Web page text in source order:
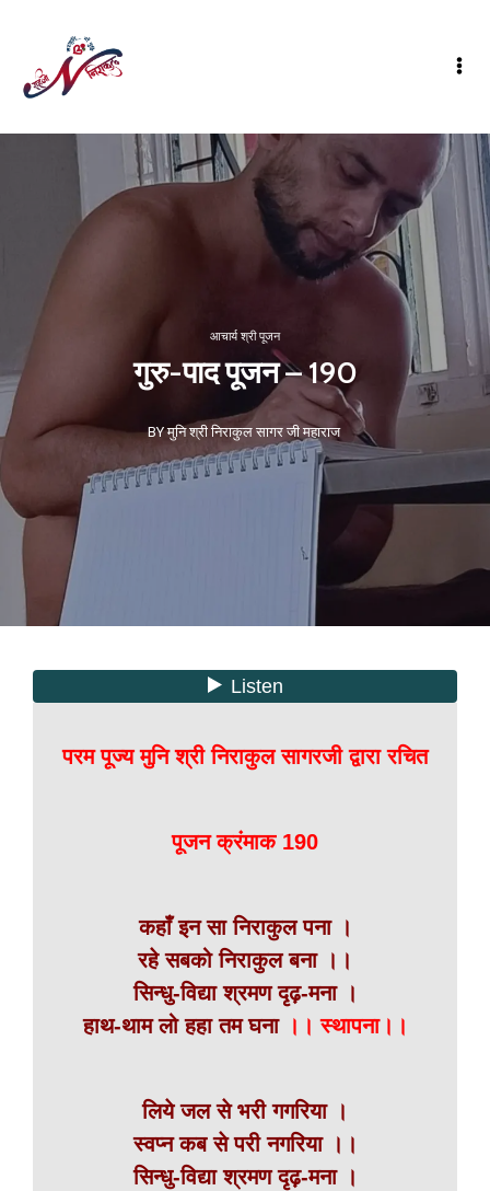
आचार्य श्री पूजन
गुरु-पाद पूजन – 190
BY मुनि श्री निराकुल सागर जी महाराज
परम पूज्य मुनि श्री निराकुल सागरजी द्वारा रचित
पूजन क्रंमाक 190
कहाँ इन सा निराकुल पना ।
रहे सबको निराकुल बना ।।
सिन्धु-विद्या श्रमण दृढ़-मना ।
हाथ-थाम लो हहा तम घना।। स्थापना।।
लिये जल से भरी गगरिया ।
स्वप्न कब से परी नगरिया ।।
सिन्धु-विद्या श्रमण दृढ़-मना ।